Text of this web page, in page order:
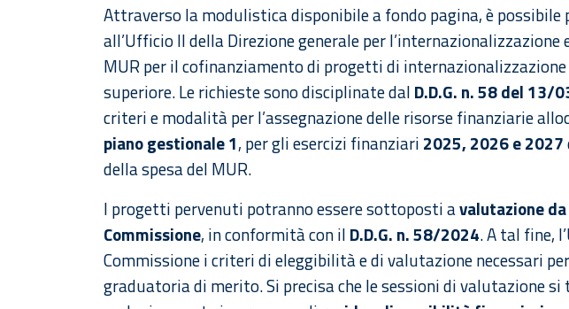
Attraverso la modulistica disponibile a fondo pagina, è possibile
all’Ufficio II della Direzione generale per l’internazionalizzazione
MUR per il cofinanziamento di progetti di
superiore. Le richieste sono disciplinate dal D.D.G. n. 58 del 13/
criteri e modalità per l’assegnazione delle risorse finanziarie
piano gestionale 1, per gli esercizi finanziari 2025, 2026 e 2027
della spesa del MUR.
I progetti pervenuti potranno essere sottoposti avalutazione
Commissione, in conformità con il D.D.G. n. 58/2024. A tal fine,
Commissione i criteri di eleggibilità e di valutazione necessari
graduatoria di merito. Si precisa che le sessioni di valutazione si